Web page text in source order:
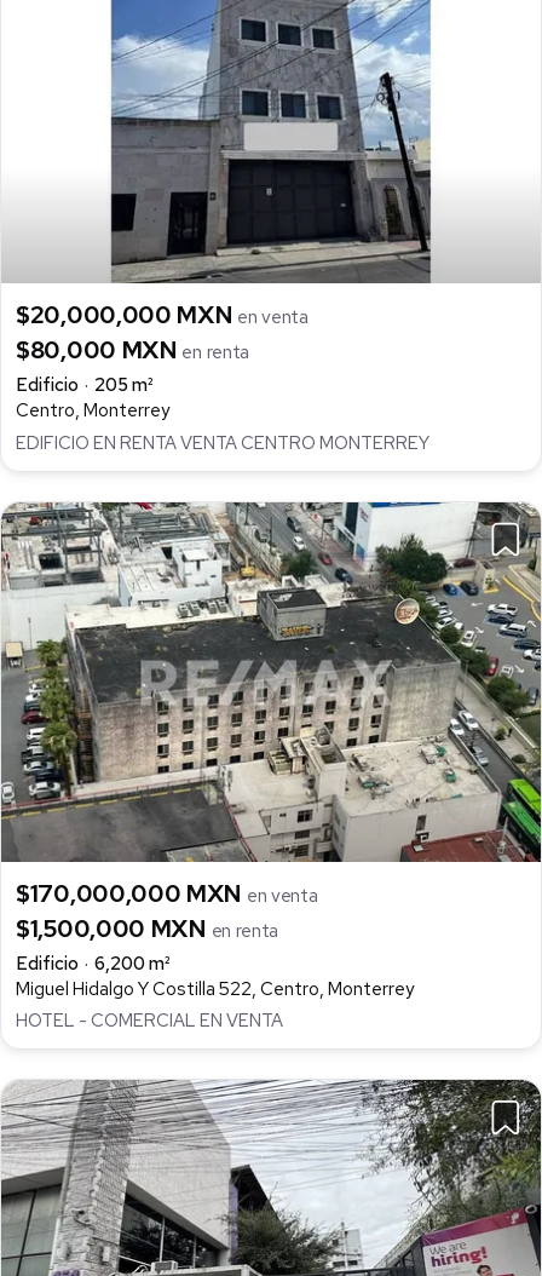
$20,000,000 MXN en venta
$80,000 MXN en renta
Edificio
205 m²
Centro, Monterrey
EDIFICIO EN RENTA VENTA CENTRO MONTERREY
$170,000,000 MXN en venta
$1,500,000 MXN en renta
Edificio
6,200 m²
Miguel Hidalgo Y Costilla 522, Centro, Monterrey
HOTEL - COMERCIAL EN VENTA